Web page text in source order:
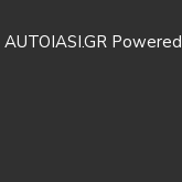
Powered